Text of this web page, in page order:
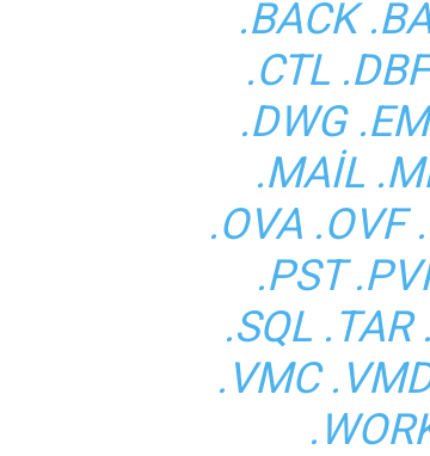
.BACK
.CTL
.DWG
.MAIL
.OVA .OVF
.PST
.SQL
.VMC